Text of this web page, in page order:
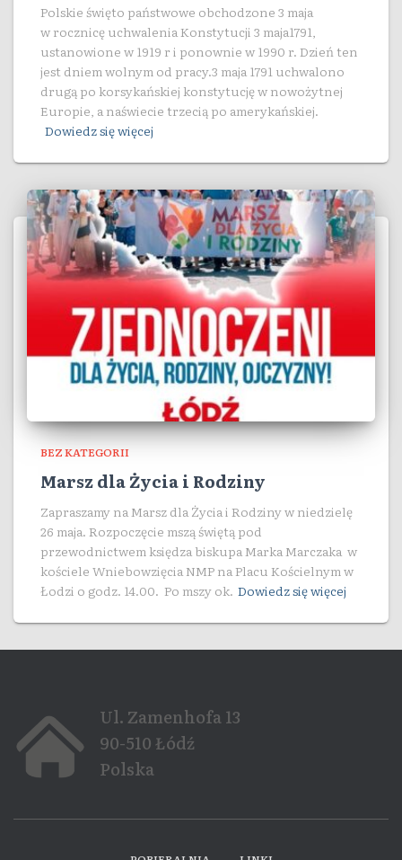
Polskie święto państwowe obchodzone 3 maja
w rocznicę uchwalenia Konstytucji 3 maja1791,
ustanowione w 1919 r i ponownie w 1990 r. Dzień ten
jest dniem wolnym od pracy.3 maja 1791 uchwalono
drugą po korsykańskiej konstytucję w nowożytnej
Europie, a naświecie trzecią po amerykańskiej.
Dowiedz się więcej
BEZ KATEGORII
Marsz dla Życia i Rodziny
Zapraszamy na Marsz dla Życia i Rodziny w niedzielę
26 maja. Rozpoczęcie mszą świętą pod
przewodnictwem księdza biskupa Marka Marczaka w
kościele Wniebowzięcia NMP na Placu Kościelnym w
Łodzi o godz. 14.00. Po mszy ok. Dowiedz się więcej
Ul. Zamenhofa 13
90-510 Łódź
Polska